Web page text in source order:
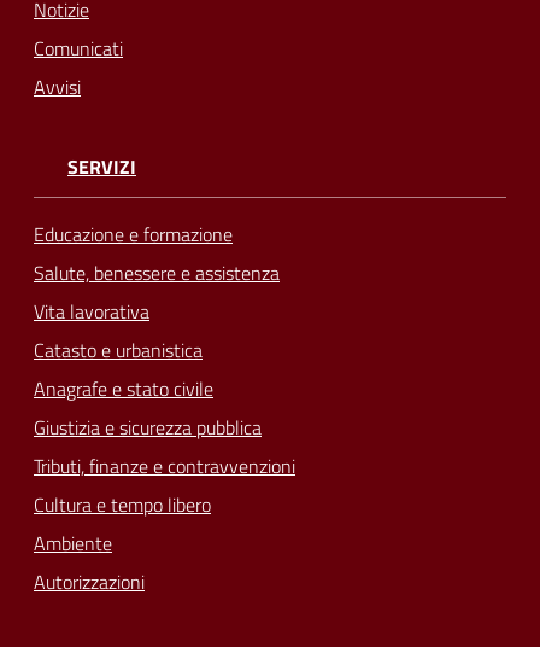
Notizie
Comunicati
Avvisi
SERVIZI
Educazione e formazione
Salute, benessere e assistenza
Vita lavorativa
Catasto e urbanistica
Anagrafe e stato civile
Giustizia e sicurezza pubblica
Tributi, finanze e contravvenzioni
Cultura e tempo libero
Ambiente
Autorizzazioni